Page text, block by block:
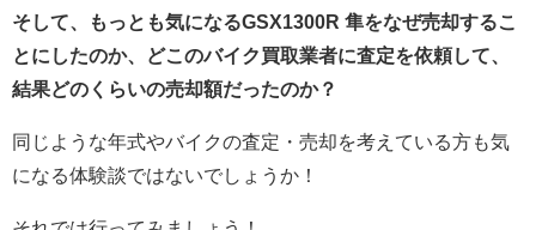
そして、もっとも気になるGSX1300R 隼をなぜ売却するこ
とにしたのか、どこのバイク買取業者に査定を依頼して、
結果どのくらいの売却額だったのか？
同じような年式やバイクの査定・売却を考えている方も気
になる体験談ではないでしょうか！